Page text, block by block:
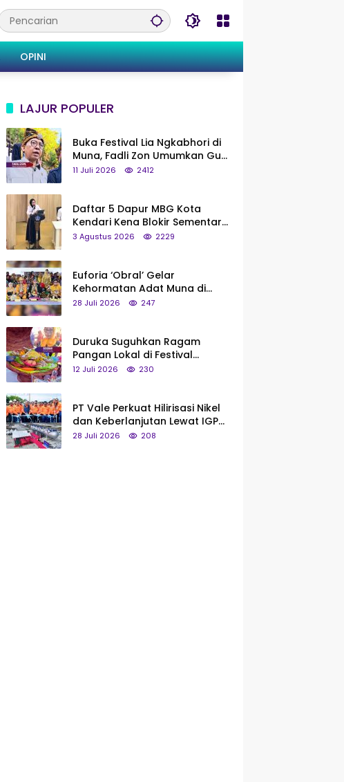
OPINI
LAJUR POPULER
Buka Festival Lia Ngkabhori di
Muna, Fadli Zon Umumkan Gua
Metanduno Segera Naik Status
11 Juli 2026 2412
Daftar 5 Dapur MBG Kota
Kendari Kena Blokir Sementara
dari Pusat
3 Agustus 2026 2229
Euforia ‘Obral’ Gelar
Kehormatan Adat Muna di
Silaturahmi KKMM, Ridwan Bae:
28 Juli 2026 247
Duruka Suguhkan Ragam
Pangan Lokal di Festival
Liangkobhori, Dari Umbi Rebus
12 Juli 2026 230
PT Vale Perkuat Hilirisasi Nikel
dan Keberlanjutan Lewat IGP
Morowali
28 Juli 2026 208